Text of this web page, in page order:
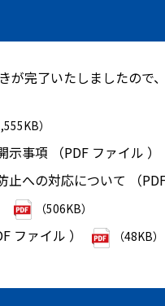
完了いたしましたの
）
事項 （PDF ファイル ）
への対応について （
（506KB）
ファイル ） （48KB）